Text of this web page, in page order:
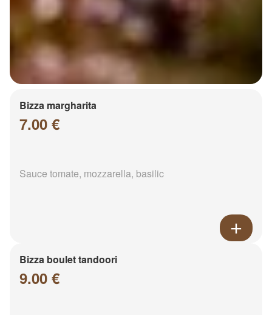
Bizza margharita
7.00 €
Sauce tomate, mozzarella, basilic
Bizza boulet tandoori
9.00 €